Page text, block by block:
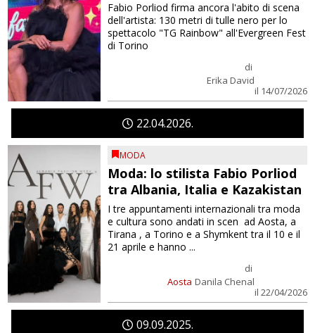
di
Erika David
il 14/07/2026
Fabio Porliod firma ancora l'abito di scena
dell'artista: 130 metri di tulle nero per lo
spettacolo "TG Rainbow" all'Evergreen Fest
di Torino
2204 2026
MODA
Moda: lo stilista Fabio Porliod
tra Albania, Italia e Kazakistan
Aosta
di
Danila Chenal
il 22/04/2026
I tre appuntamenti internazionali tra moda
e cultura sono andati in scen ad Aosta, a
Tirana , a Torino e a Shymkent tra il 10 e il
21 aprile e hanno ...
0909 2025